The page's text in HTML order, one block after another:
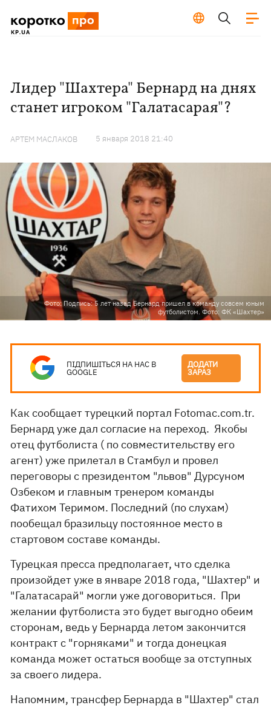
Лидер "Шахтера" Бернард на днях
станет игроком "Галатасарая"?
АРТЕМ МАСЛАКОВ 5 января 2018 21:40
Фото: Подпись: 5 лет назад Бернард пришел в команду совсем юным
футболистом. Фото: ФК «Шахтер»
ПІДПИШІТЬСЯ НА НАС В
GOOGLE
ДОДАТИ
ЗАРАЗ
Как сообщает турецкий портал Fotomac.com.tr.
Бернард уже дал согласие на переход. Якобы
отец футболиста ( по совместительству его
агент) уже прилетал в Стамбул и провел
переговоры с президентом "львов" Дурсуном
Озбеком и главным тренером команды
Фатихом Теримом. Последний (по слухам)
пообещал бразильцу постоянное место в
стартовом составе команды.
Турецкая пресса предполагает, что сделка
произойдет уже в январе 2018 года, "Шахтер" и
"Галатасарай" могли уже договориться. При
желании футболиста это будет выгодно обеим
сторонам, ведь у Бернарда летом закончится
контракт с "горняками" и тогда донецкая
команда может остаться вообще за отступных
за своего лидера.
Напомним, трансфер Бернарда в "Шахтер" стал